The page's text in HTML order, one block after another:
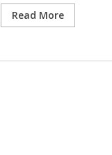
Read More